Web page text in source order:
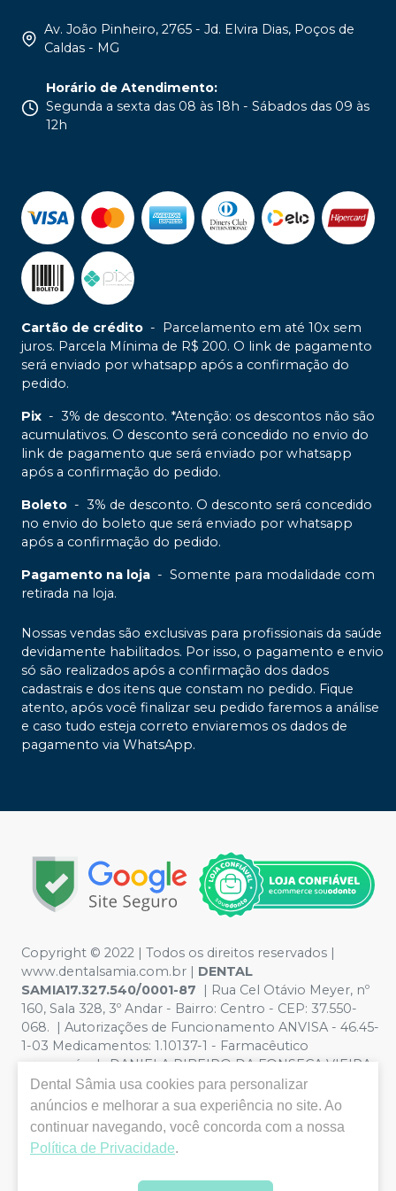
Av. João Pinheiro, 2765 - Jd. Elvira Dias, Poços de
Caldas - MG
Horário de Atendimento:
Segunda a sexta das 08 às 18h - Sábados das 09 às
12h
Cartão de crédito -
Parcelamento em até 10x sem
juros. Parcela Mínima de R$ 200. O link de pagamento
será enviado por whatsapp após a confirmação do
pedido.
Pix - 3% de desconto. *Atenção: os descontos não são
acumulativos. O desconto será concedido no envio do
link de pagamento que será enviado por whatsapp
após a confirmação do pedido.
Boleto - 3% de desconto. O desconto será concedido
no envio do boleto que será enviado por whatsapp
após a confirmação do pedido.
Pagamento na loja - Somente para modalidade com
retirada na loja.
Nossas vendas são exclusivas para profissionais da saúde
devidamente habilitados. Por isso, o pagamento e envio
só são realizados após a confirmação dos dados
cadastrais e dos itens que constam no pedido. Fique
atento, após você finalizar seu pedido faremos a análise
e caso tudo esteja correto enviaremos os dados de
pagamento via WhatsApp.
Copyright © 2022 | Todos os direitos reservados |
www.dentalsamia.com.br | DENTAL
SAMIA17.327.540/0001-87 | Rua Cel Otávio Meyer, nº
160, Sala 328, 3º Andar - Bairro: Centro - CEP: 37.550-
068. | Autorizações de Funcionamento ANVISA - 46.45-
1-03 Medicamentos: 1.10137-1 - Farmacêutico
responsável: DANIELA RIBEIRO DA FONSECA VIEIRA
CRF/MG nº 11.401 | Política de Privacidade e Segurança -
Fotos meramente ilustrativas - Os preços e condições
da loja virtual estão sujeitos a alterações. Em caso de
divergência de preços no site, o valor válido é o do
Carrinho de Compra. Não vendemos por atacado, por
Dental Sâmia usa cookies para personalizar
anúncios e melhorar a sua experiência no site. Ao
continuar navegando, você concorda com a nossa
Política de Privacidade.